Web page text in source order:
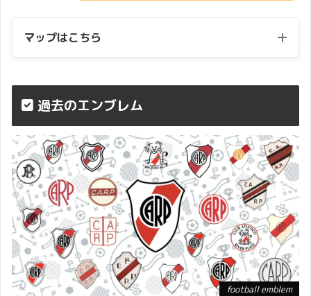
マップはこちら
過去のエンブレム
football emblem